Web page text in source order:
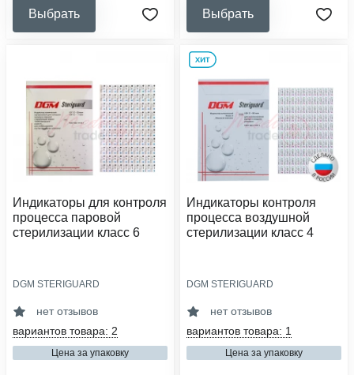
Выбрать Выбрать
Индикаторы для контроля
процесса паровой
стерилизации класс 6
химический
6
вид упаковочного материала:
DGM STERIGUARD
нет отзывов
вариантов товара: 2
Цена за упаковку
Индикаторы контроля
процесса воздушной
стерилизации класс 4
химический
4
вид стерилизатора:
DGM STERIGUARD
нет отзывов
вариантов товара: 1
Цена за упаковку